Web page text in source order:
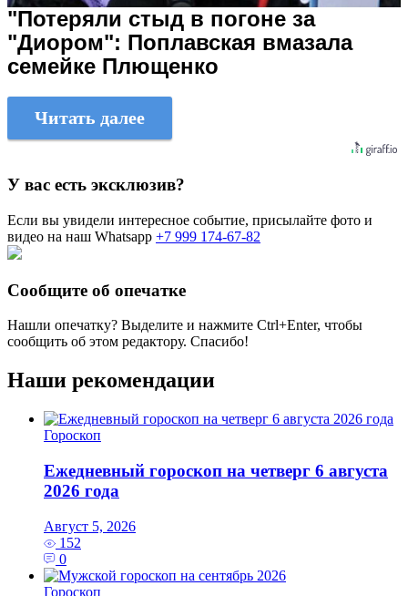
"Потеряли стыд в погоне за
"Диором": Поплавская вмазала
семейке Плющенко
Читать далее
У вас есть эксклюзив?
Если вы увидели интересное событие, присылайте фото и
видео на наш Whatsapp +7 999 174-67-82
Сообщите об опечатке
Нашли опечатку? Выделите и нажмите Ctrl+Enter, чтобы
сообщить об этом редактору. Спасибо!
Наши рекомендации
Гороскоп
Ежедневный гороскоп на четверг 6 августа
2026 года
Август 5, 2026
152
0
Гороскоп